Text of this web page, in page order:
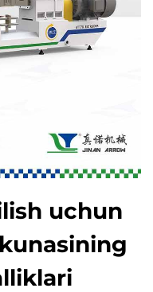
uchun